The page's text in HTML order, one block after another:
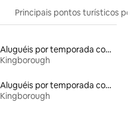
Principais pontos turísticos
Aluguéis por temporada com acesso à praia
Kingborough
Aluguéis por temporada com café da manhã
Kingborough